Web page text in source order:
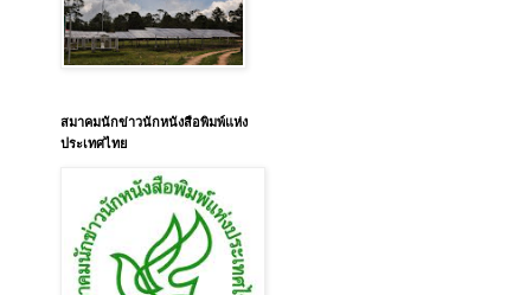
สมาคมนักข่าวนักหนังสือพิมพ์แห่ง
ประเทศไทย